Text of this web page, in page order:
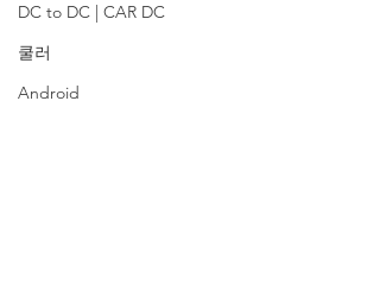
DC to DC | CAR DC
쿨러
Android